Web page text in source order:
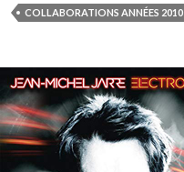
COLLABORATIONS ANNÉES 2010